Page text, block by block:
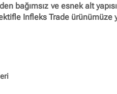
bağımsız ve esnek alt
Infleks Trade ürünümüze